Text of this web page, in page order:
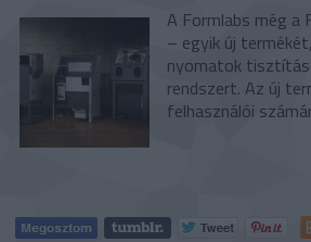
A Formlabs még
– egyik új
nyomatok
rendszert. Az új
felhasználói